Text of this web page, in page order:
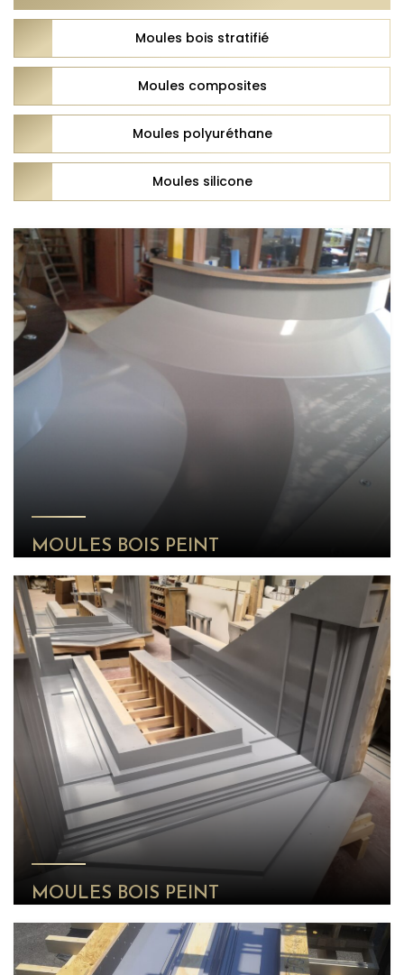
Moules bois stratifié
Moules composites
Moules polyuréthane
Moules silicone
MOULES BOIS PEINT
MOULES BOIS PEINT